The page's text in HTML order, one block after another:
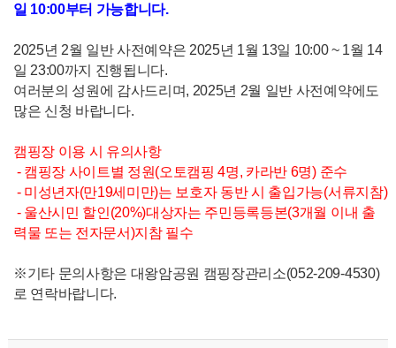
일 10:00부터 가능합니다.
2025년 2월 일반 사전예약은 2025년 1월 13일 10:00 ~ 1월 14
일 23:00까지 진행됩니다.
여러분의 성원에 감사드리며, 2025년 2월 일반 사전예약에도
많은 신청 바랍니다.
캠핑장 이용 시 유의사항
- 캠핑장 사이트별 정원(오토캠핑 4명, 카라반 6명) 준수
- 미성년자(만19세미만)는 보호자 동반 시 출입가능(서류지참)
- 울산시민 할인(20%)대상자는 주민등록등본(3개월 이내 출
력물 또는 전자문서)지참 필수
※기타 문의사항은 대왕암공원 캠핑장관리소(052-209-4530)
로 연락바랍니다.